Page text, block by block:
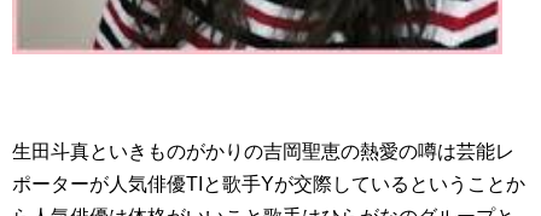
生田斗真といきものがかりの吉岡聖恵の熱愛の噂は芸能レ
ポーターが人気俳優TIと歌手Yが交際しているということか